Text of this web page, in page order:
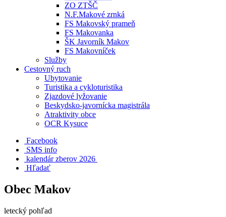
ZO ZTŠČ
N.F.Makové zrnká
FS Makovský prameň
FS Makovanka
ŠK Javorník Makov
FS Makovníček
Služby
Cestovný ruch
Ubytovanie
Turistika a cykloturistika
Zjazdové lyžovanie
Beskydsko-javornícka magistrála
Atraktivity obce
OCR Kysuce
Facebook
SMS info
​ kalendár zberov 2026
Hľadať
Obec Makov
letecký pohľad